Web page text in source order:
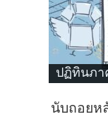
ปฏิทินภาค
นับถอยห